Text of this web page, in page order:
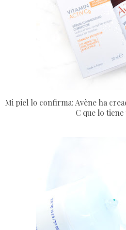
Mi piel lo confirma: Avène ha
C que lo